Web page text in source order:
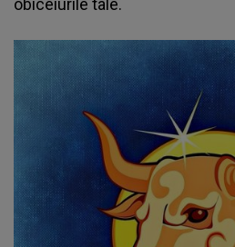
obiceiurile tale.